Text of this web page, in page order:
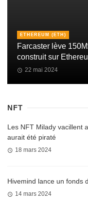
ETHEREUM (ETH)
Farcaster lève
construit sur
22 mai 2024
NFT
Les NFT Milady vacillent
aurait été piraté
18 mars 2024
Hivemind lance un fonds
14 mars 2024